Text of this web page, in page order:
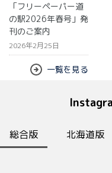
のはこ
れで決
「フリーペーパー道
の駅2026年春号」発
刊のご案内
2026年2月25日
一覧を見る
総合版 北海道版